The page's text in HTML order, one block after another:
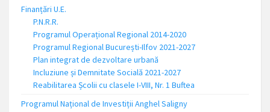
Finanțări U.E.
P.N.R.R.
Programul Operațional Regional 2014-2020
Programul Regional București-Ilfov 2021-2027
Plan integrat de dezvoltare urbană
Incluziune și Demnitate Socială 2021-2027
Reabilitarea Școlii cu clasele I-VIII, Nr. 1 Buftea
Programul Național de Investiții Anghel Saligny